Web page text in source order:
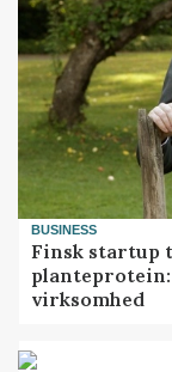
BUSINESS
Finsk startup
virksomhed